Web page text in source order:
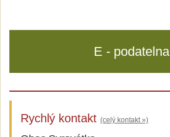
E - podatelna
Rychlý kontakt (celý kontakt »)